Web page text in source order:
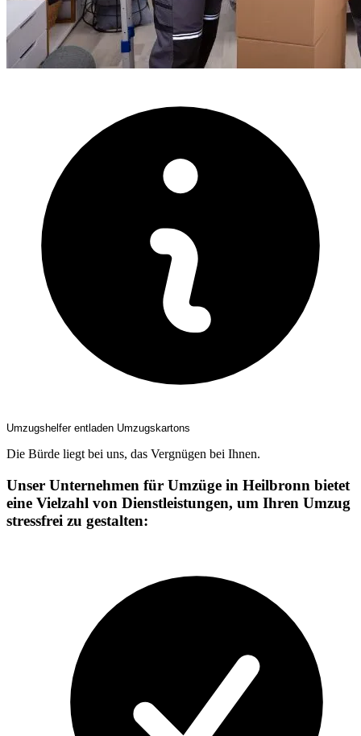
Umzugshelfer entladen Umzugskartons
Die Bürde liegt bei uns, das Vergnügen bei Ihnen.
Unser Unternehmen für Umzüge in Heilbronn bietet
eine Vielzahl von Dienstleistungen, um Ihren Umzug
stressfrei zu gestalten: